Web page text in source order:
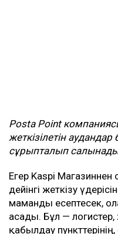
Posta Point
жеткізілетін
сұрыпталып
Егер Kaspi
дейінгі жеткізу
маманды есептесек,
асады. Бұл — логистер,
қабылдау